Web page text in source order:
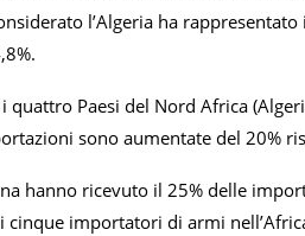
l’Algeria ha
quattro Paesi del Nord Africa
sono aumentate del 20%
hanno ricevuto il 25% delle
importatori di armi